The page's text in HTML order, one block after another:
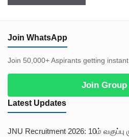
Join WhatsApp
Join 50,000+ Aspirants getting instant
Join Group
Latest Updates
JNU Recruitment 2026: 10ம் வகுப்பு